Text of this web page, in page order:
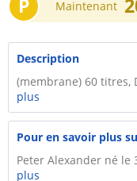
P Maintenant
Description
(membrane) 60 titres,
plus
Pour en savoir plus
Peter Alexander né le
plus